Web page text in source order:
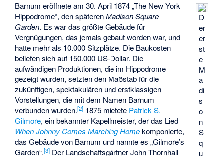
D
er
er
st
e
M
a
di
s
o
n
S
q
u
Barnum eröffnete am 30. April 1874 „The New York
Hippodrome“, den späterenMadison Square
Garden. Es war das größte Gebäude für
Vergnügungen, das jemals gebaut worden war, und
hatte mehr als 10.000 Sitzplätze. Die Baukosten
beliefen sich auf 150.000 US-Dollar. Die
aufwändigen Produktionen, die im Hippodrome
gezeigt wurden, setzten den Maßstab für die
zukünftigen, spektakulären und erstklassigen
Vorstellungen, die mit dem Namen Barnum
verbunden wurden.[2] 1875 mietete Patrick S.
Gilmore, ein bekannter Kapellmeister, der das Lied
When Johnny Comes Marching Homekomponierte,
das Gebäude von Barnum und nannte es „Gilmore’s
Garden“.[3] Der Landschaftsgärtner John Thornhall